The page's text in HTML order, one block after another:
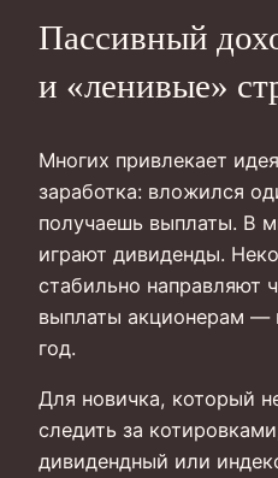
Пассивный
и «ленивые»
Многих привлекает
заработка: вложился
получаешь выплаты. В
играют дивиденды.
стабильно направляют
выплаты акционерам —
год.
Для новичка, который
следить за
дивидендный или